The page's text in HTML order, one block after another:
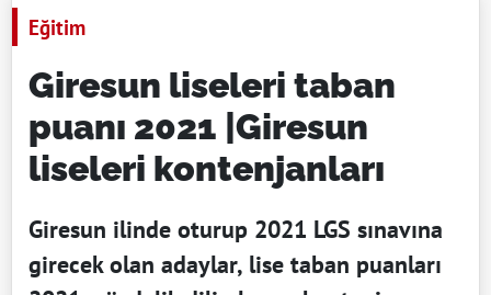
Eğitim
Giresun liseleri taban
puanı 2021 |Giresun
liseleri kontenjanları
Giresun ilinde oturup 2021 LGS sınavına
girecek olan adaylar, lise taban puanları